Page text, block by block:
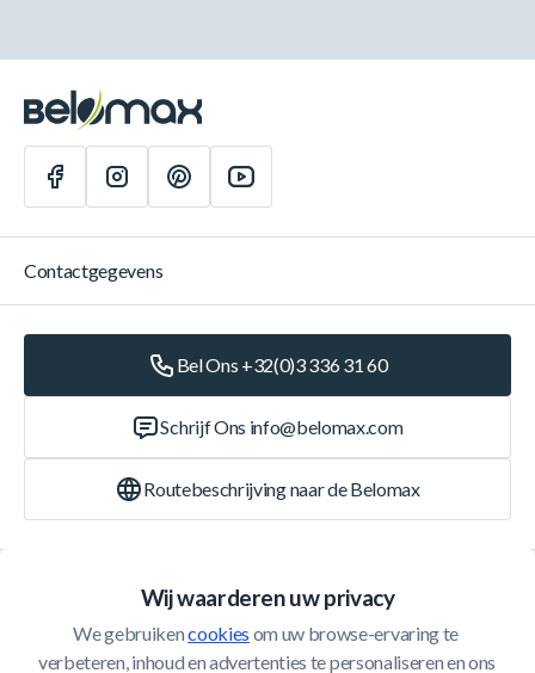
Wij waarderen uw privacy
We gebruiken cookies om uw browse-ervaring te
verbeteren, inhoud en advertenties te personaliseren en ons
Klantenservice
Contactgegevens
Bel Ons +32(0)3 336 31 60
Schrijf Ons info@belomax.com
Routebeschrijving naar de Belomax